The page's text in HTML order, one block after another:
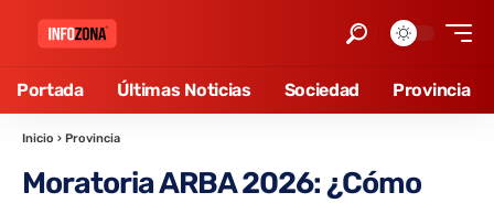
Portada Últimas Noticias Sociedad Provincia
Inicio › Provincia
Moratoria ARBA 2026: ¿Cómo